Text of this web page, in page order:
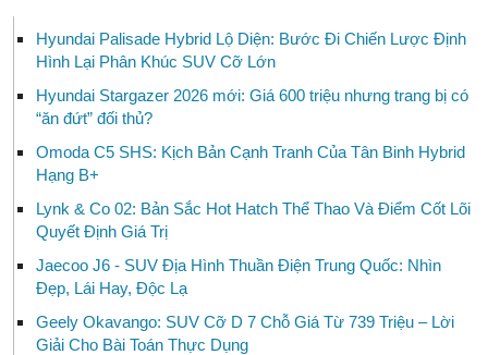
Hyundai Palisade Hybrid Lộ Diện: Bước Đi Chiến Lược Định
Hình Lại Phân Khúc SUV Cỡ Lớn
Hyundai Stargazer 2026 mới: Giá 600 triệu nhưng trang bị có
“ăn đứt” đối thủ?
Omoda C5 SHS: Kịch Bản Cạnh Tranh Của Tân Binh Hybrid
Hạng B+
Lynk & Co 02: Bản Sắc Hot Hatch Thể Thao Và Điểm Cốt Lõi
Quyết Định Giá Trị
Jaecoo J6 - SUV Địa Hình Thuần Điện Trung Quốc: Nhìn
Đẹp, Lái Hay, Độc Lạ
Geely Okavango: SUV Cỡ D 7 Chỗ Giá Từ 739 Triệu – Lời
Giải Cho Bài Toán Thực Dụng